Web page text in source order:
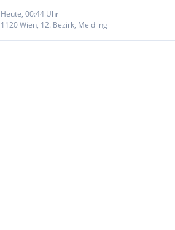
Heute, 00:44 Uhr
1120 Wien, 12. Bezirk, Meidling